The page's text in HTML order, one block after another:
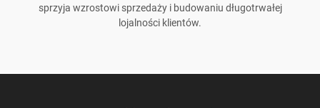
sprzyja wzrostowi sprzedaży i budowaniu długotrwałej
lojalności klientów.